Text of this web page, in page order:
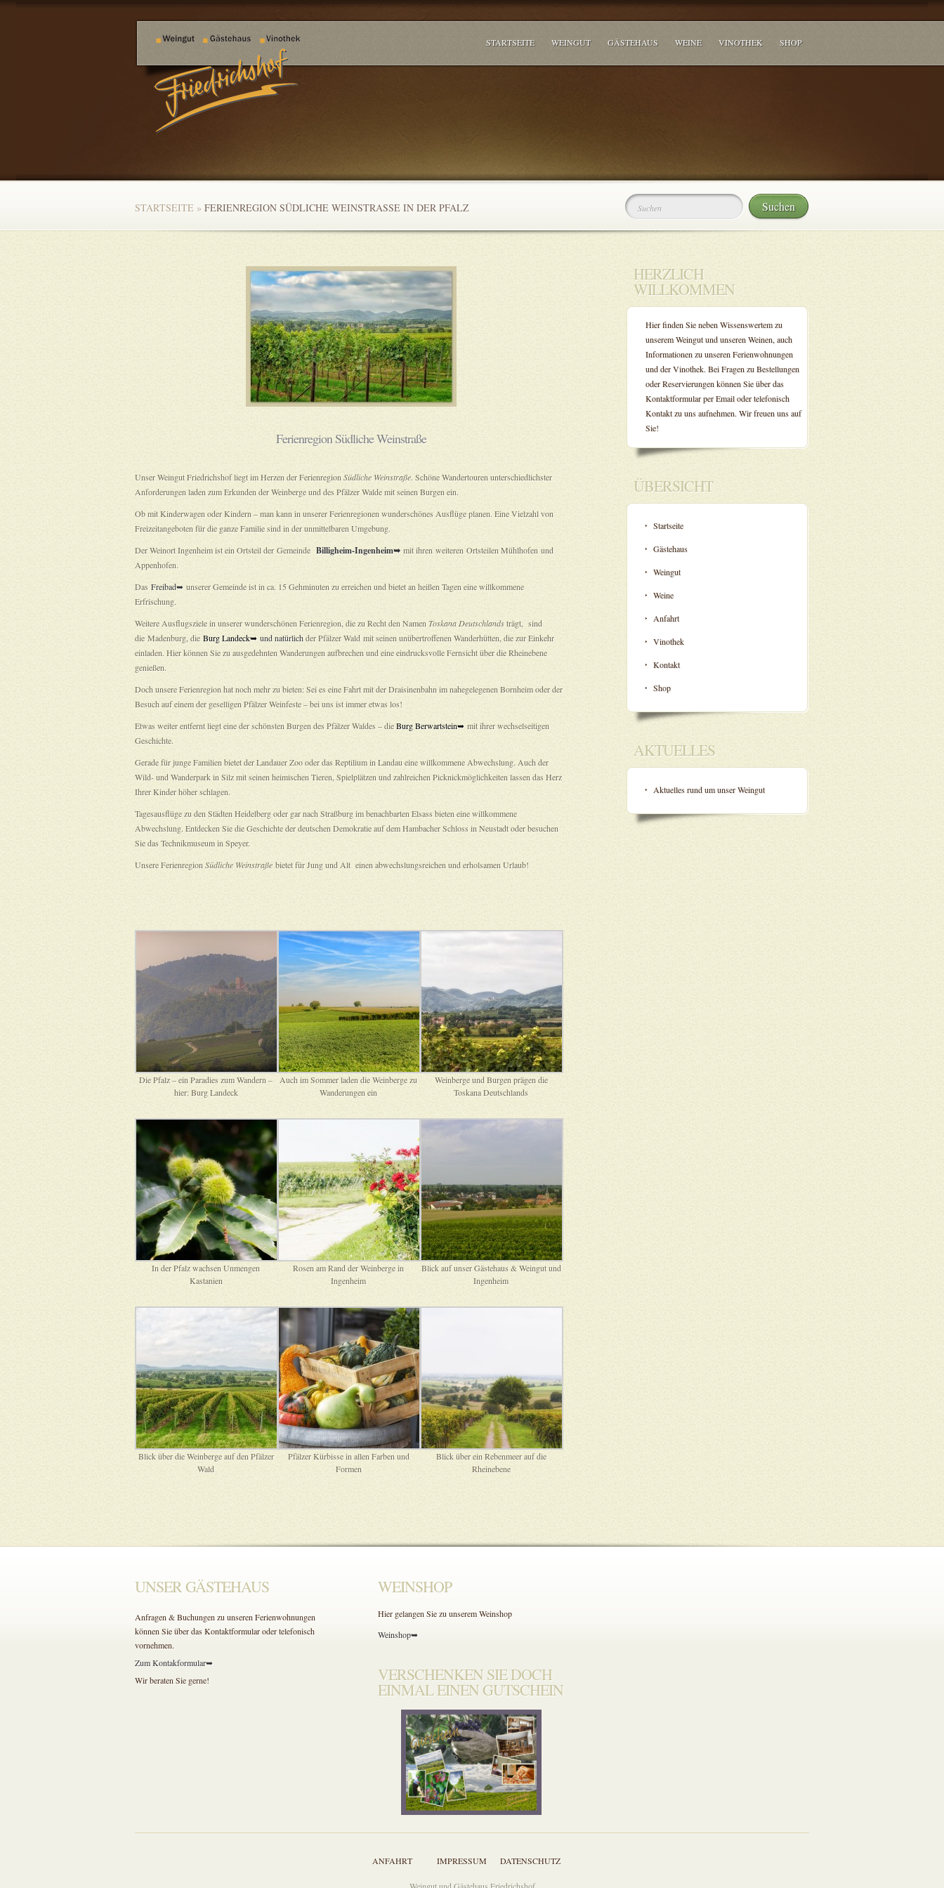
STARTSEITE WEINGUT GÄSTEHAUS WEINE VINOTHEK SHOP
STARTSEITE » FERIENREGION SÜDLICHE WEINSTRASSE IN DER PFALZ
Ferienregion Südliche Weinstraße
Unser Weingut Friedrichshof liegt im Herzen der FerienregionSüdliche Weinstraße. Schöne Wandertouren unterschiedlichster
Anforderungen laden zum Erkunden der Weinberge und des Pfälzer Walde mit seinen Burgen ein.
Ob mit Kinderwagen oder Kindern – man kann in unserer Ferienregionen wunderschönes Ausflüge planen. Eine Vielzahl von
Freizeitangeboten für die ganze Familie sind in der unmittelbaren Umgebung.
Der Weinort Ingenheim ist ein Ortsteil der Gemeinde Billigheim-Ingenheim➥ mit ihren weiteren Ortsteilen Mühlhofen und
Appenhofen.
Das Freibad➥ unserer Gemeinde ist in ca. 15 Gehminuten zu erreichen und bietet an heißen Tagen eine willkommene
Erfrischung.
Weitere Ausflugsziele in unserer wunderschönen Ferienregion, die zu Recht den Namen Toskana Deutschlandsträgt, sind
die Madenburg, dieBurg Landeck➥ und natürlich der Pfälzer Wald mit seinen unübertroffenen Wanderhütten, die zur Einkehr
einladen. Hier können Sie zu ausgedehnten Wanderungen aufbrechen und eine eindrucksvolle Fernsicht über die Rheinebene
genießen.
Doch unsere Ferienregion hat noch mehr zu bieten: Sei es eine Fahrt mit der Draisinenbahn im nahegelegenen Bornheim oder der
Besuch auf einem der geselligen Pfälzer Weinfeste – bei uns ist immer etwas los!
Etwas weiter entfernt liegt eine der schönsten Burgen des Pfälzer Waldes – dieBurg Berwartstein➥ mit ihrer wechselseitigen
Geschichte.
Gerade für junge Familien bietet der Landauer Zoo oder das Reptilium in Landau eine willkommene Abwechslung. Auch der
Wild- und Wanderpark in Silz mit seinen heimischen Tieren, Spielplätzen und zahlreichen Picknickmöglichkeiten lassen das Herz
Ihrer Kinder höher schlagen.
Tagesausflüge zu den Städten Heidelberg oder gar nach Straßburg im benachbarten Elsass bieten eine willkommene
Abwechslung. Entdecken Sie die Geschichte der deutschen Demokratie auf dem Hambacher Schloss in Neustadt oder besuchen
Sie das Technikmuseum in Speyer.
Unsere FerienregionSüdliche Weinstraßebietet für Jung und Alt einen abwechslungsreichen und erholsamen Urlaub!
Die Pfalz – ein Paradies zum Wandern –
hier: Burg Landeck
Auch im Sommer laden die Weinberge zu
Wanderungen ein
Weinberge und Burgen prägen die
Toskana Deutschlands
In der Pfalz wachsen Unmengen
Kastanien
Rosen am Rand der Weinberge in
Ingenheim
Blick auf unser Gästehaus & Weingut und
Ingenheim
Blick über die Weinberge auf den Pfälzer
Wald
Pfälzer Kürbisse in allen Farben und
Formen
Blick über ein Rebenmeer auf die
Rheinebene
HERZLICH
WILLKOMMEN
Hier finden Sie neben Wissenswertem zu
unserem Weingut und unseren Weinen, auch
Informationen zu unseren Ferienwohnungen
und der Vinothek. Bei Fragen zu Bestellungen
oder Reservierungen können Sie über das
Kontaktformular per Email oder telefonisch
Kontakt zu uns aufnehmen. Wir freuen uns auf
Sie!
ÜBERSICHT
Startseite
Gästehaus
Weingut
Weine
Anfahrt
Vinothek
Kontakt
Shop
AKTUELLES
Aktuelles rund um unser Weingut
UNSER GÄSTEHAUS
Anfragen & Buchungen zu unseren Ferienwohnungen
können Sie über das Kontaktformular oder telefonisch
vornehmen.
Zum Kontakformular➥
Wir beraten Sie gerne!
WEINSHOP
Hier gelangen Sie zu unserem Weinshop
Weinshop➥
VERSCHENKEN SIE DOCH
EINMAL EINEN GUTSCHEIN
ANFAHRT IMPRESSUM DATENSCHUTZ